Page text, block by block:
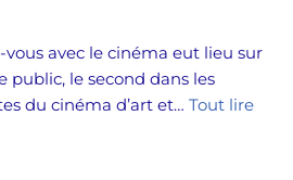
avec le cinéma eut lieu sur
public, le second dans les
du cinéma d’art et… Tout lire